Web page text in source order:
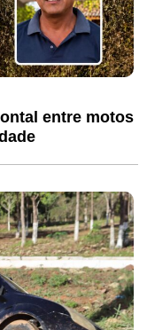
entre motos